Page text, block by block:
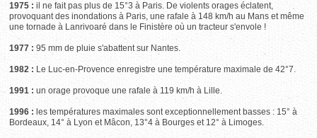
1975 : il ne fait pas plus de 15°3 à Paris. De violents orages éclatent,
provoquant des inondations à Paris, une rafale à 148 km/h au Mans et même
une tornade à Lanrivoaré dans le Finistère où un tracteur s'envole !
1977 : 95 mm de pluie s'abattent sur Nantes.
1982 : Le Luc-en-Provence enregistre une température maximale de 42°7.
1991 : un orage provoque une rafale à 119 km/h à Lille.
1996 : les températures maximales sont exceptionnellement basses : 15° à
Bordeaux, 14° à Lyon et Mâcon, 13°4 à Bourges et 12° à Limoges.